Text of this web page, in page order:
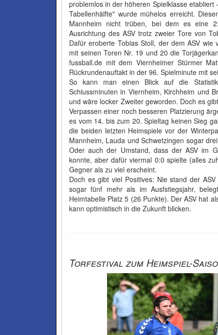
problemlos in der höheren Spielklasse
Tabellenhälfte" wurde mühelos erreicht.
Mannheim nicht trüben, bei dem es eine
Ausrichtung des ASV trotz zweier Tore von
Dafür eroberte Tobias Stoll, der dem ASV
mit seinen Toren Nr. 19 und 20 die
fussball.de mit dem Viernheimer Stürmer
Rückrundenauftakt in der 96. Spielminute mit
So kann man einen Blick auf die
Schlussminuten in Viernheim, Kirchheim und
und wäre locker Zweiter geworden. Doch es
Verpassen einer noch besseren Platzierung
es vom 14. bis zum 20. Spieltag keinen Sieg
die beiden letzten Heimspiele vor der
Mannheim, Lauda und Schwetzingen sogar
Oder auch der Umstand, dass der ASV im
konnte, aber dafür viermal 0:0 spielte (alles
Gegner als zu viel erscheint.
Doch es gibt viel Positives: Nie stand der
sogar fünf mehr als im Ausfstiegsjahr,
Heimtabelle Platz 5 (26 Punkte). Der ASV hat
kann optimistisch in die Zukunft blicken.
Torfestival zum Heimspiel-